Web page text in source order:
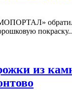
из